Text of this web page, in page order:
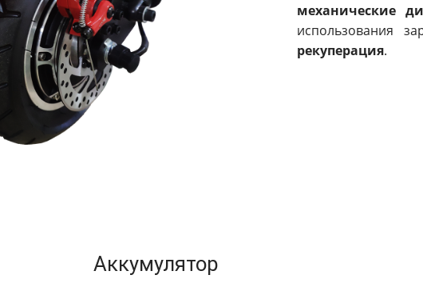
механические
использования
рекуперация.
Аккумулятор